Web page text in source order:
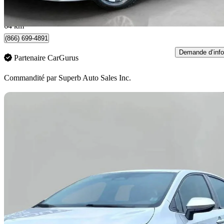
482 $/mois env.
North York, ON
64 km
(866) 699-4891
Partenaire CarGurus
Demande d’info
Commandité par Superb Auto Sales Inc.